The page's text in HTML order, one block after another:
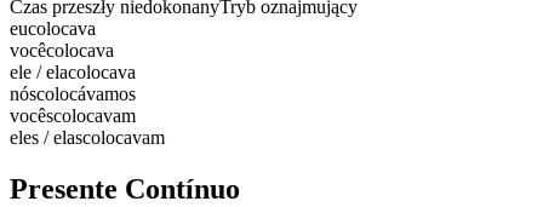
Czas przeszły niedokonanyTryb oznajmujący
eucolocava
vocêcolocava
ele / elacolocava
nóscolocávamos
vocêscolocavam
eles / elascolocavam
Presente Contínuo